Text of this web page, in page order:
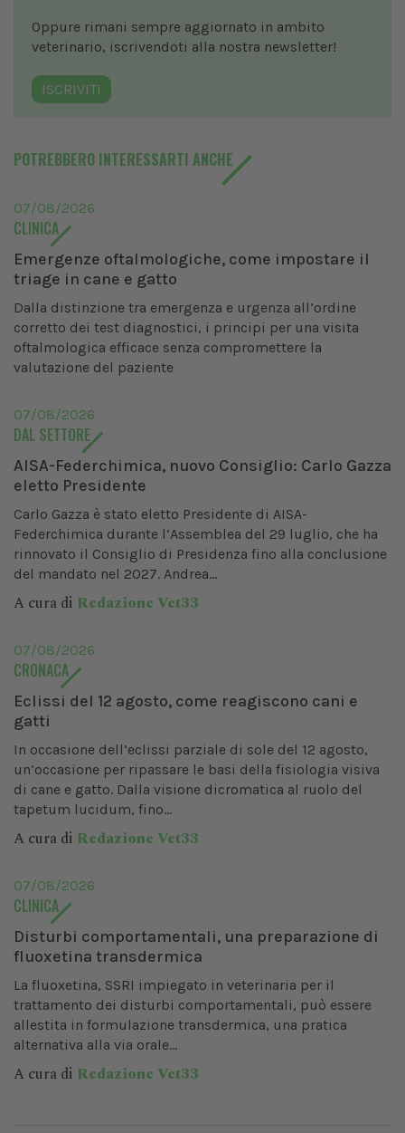
Oppure rimani sempre aggiornato in ambito
veterinario, iscrivendoti alla nostra newsletter!
ISCRIVITI
POTREBBERO INTERESSARTI ANCHE
07/08/2026
CLINICA
Emergenze oftalmologiche, come impostare il
triage in cane e gatto
Dalla distinzione tra emergenza e urgenza all’ordine
corretto dei test diagnostici, i principi per una visita
oftalmologica efficace senza compromettere la
valutazione del paziente
07/08/2026
DAL SETTORE
AISA-Federchimica, nuovo Consiglio: Carlo Gazza
eletto Presidente
Carlo Gazza è stato eletto Presidente di AISA-
Federchimica durante l’Assemblea del 29 luglio, che ha
rinnovato il Consiglio di Presidenza fino alla conclusione
del mandato nel 2027. Andrea...
A cura di Redazione Vet33
07/08/2026
CRONACA
Eclissi del 12 agosto, come reagiscono cani e
gatti
In occasione dell’eclissi parziale di sole del 12 agosto,
un’occasione per ripassare le basi della fisiologia visiva
di cane e gatto. Dalla visione dicromatica al ruolo del
tapetum lucidum, fino...
A cura di Redazione Vet33
07/08/2026
CLINICA
Disturbi comportamentali, una preparazione di
fluoxetina transdermica
La fluoxetina, SSRI impiegato in veterinaria per il
trattamento dei disturbi comportamentali, può essere
allestita in formulazione transdermica, una pratica
alternativa alla via orale...
A cura di Redazione Vet33